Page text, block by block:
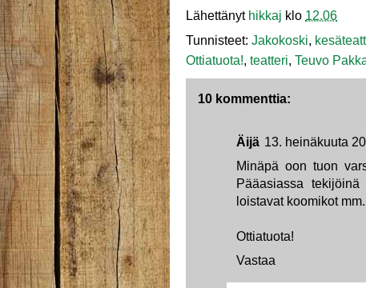
Lähettänyt hikkaj klo 12.06
Tunnisteet: Jakokoski,
Ottiatuota!, teatteri, Teuvo
10 kommenttia:
Äijä 13. heinäkuuta
Minäpä oon tuon
Pääasiassa
loistavat koomikot
Ottiatuota!
Vastaa